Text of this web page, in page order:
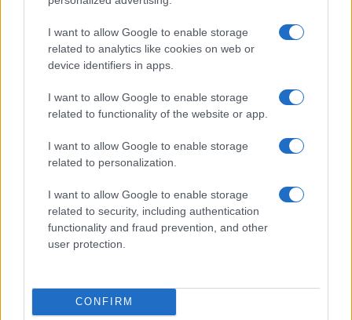
I want to allow Google to enable storage
related to analytics like cookies on web or
device identifiers in apps.
I want to allow Google to enable storage
related to functionality of the website or app.
I want to allow Google to enable storage
related to personalization.
I want to allow Google to enable storage
related to security, including authentication
functionality and fraud prevention, and other
user protection.
CONFIRM
Ricambio generazionale nelle PMI: patti, holding e
Susanna Riva · 7 Ago 2026